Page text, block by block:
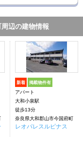
辺の建物情報
新着 掲載物件有
アパート
大和小泉駅
徒歩13分
奈良県大和郡山市今国府町
レオパレスルピナス